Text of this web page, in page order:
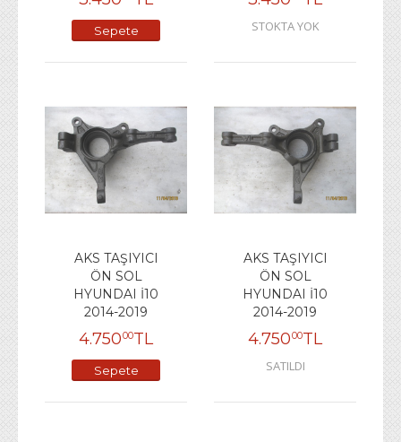
Sepete
STOKTA YOK
AKS TAŞIYICI
ÖN SOL
HYUNDAI İ10
2014-2019
4.75000TL
Sepete
AKS TAŞIYICI
ÖN SOL
HYUNDAI İ10
2014-2019
4.75000TL
SATILDI